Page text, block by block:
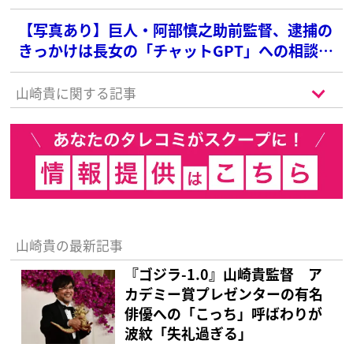
【写真あり】巨人・阿部慎之助前監督、逮捕の
きっかけは長女の「チャットGPT」への相談…
元児相職員が語る「通報した3つの理由」
山崎貴に関する記事
山崎貴の最新記事
『ゴジラ-1.0』山崎貴監督 ア
カデミー賞プレゼンターの有名
俳優への「こっち」呼ばわりが
波紋「失礼過ぎる」